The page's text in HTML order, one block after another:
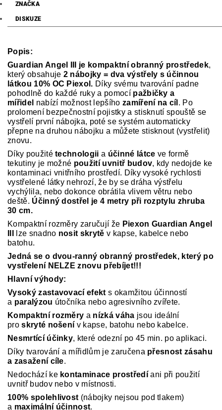
ZNAČKA
DISKUZE
Popis:
Guardian Angel III je kompaktní obranný prostředek,
který obsahuje 2 nábojky = dva výstřely s účinnou
látkou 10% OC Piexol. Díky svému tvarování padne
pohodlně do každé ruky a pomocí pažbičky a
mířidel nabízí možnost lepšího zamíření na cíl . Po
prolomení bezpečnostní pojistky a stisknutí spouště se
vystřelí první nábojka, poté se systém automaticky
přepne na druhou nábojku a můžete stisknout (vystřelit)
znovu.
Díky použitétechnologii a účinné látce ve formě
tekutiny je možné použití uvnitř budov, kdy nedojde ke
kontaminaci vnitřního prostředí. Díky vysoké rychlosti
vystřelené látky nehrozí, že by se dráha výstřelu
vychýlila, nebo dokonce obrátila vlivem větru nebo
deště. Účinný dostřel je 4 metry při rozptylu zhruba
30 cm.
Kompaktní rozměry zaručují že Piexon Guardian Angel
lze snadno nosit skrytě v kapse, kabelce nebo
batohu.
Jedná se o dvou-ranný obranný prostředek, který po
vystřelení NELZE znovu přebíjet!!!
Hlavní výhody:
Vysoký zastavovací efekt s okamžitou účinností
a paralýzou útočníka nebo agresivního zvířete.
Kompaktní rozměry a nízká váha jsou ideální
proskryté nošení v kapse, batohu nebo kabelce.
Nesmrtící účinky, které odezní po 45 min. po aplikaci.
Díky tvarování a mířidlům je zaručena přesnost zásahu
a zasažení cíle.
Nedochází ke kontaminace prostředíani při použití
uvnitř budov nebo v místnosti.
100% spolehlivost (nábojky nejsou pod tlakem)
a maximální účinnost.